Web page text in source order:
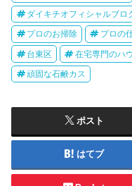
ダイキチオフィシャルブロ
プロのお掃除 プロの
台東区 在宅専門のハ
頑固な石鹸カス
ポスト
はてブ